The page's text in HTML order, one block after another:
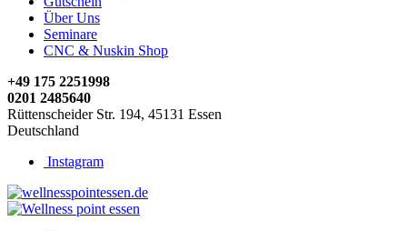
Über Uns
Seminare
CNC & Nuskin Shop
+49 175 2251998
0201 2485640
Rüttenscheider Str. 194, 45131 Essen
Deutschland
Instagram